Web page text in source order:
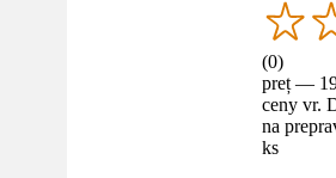
(0)
preț —
ceny vr.
na
ks